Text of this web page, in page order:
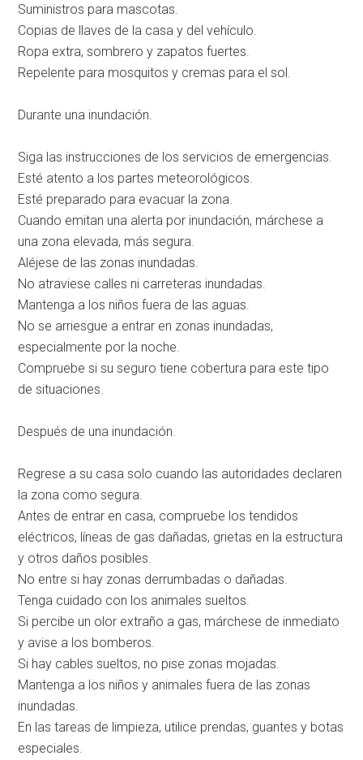
Suministros para mascotas.
Copias de llaves de la casa y del vehículo.
Ropa extra, sombrero y zapatos fuertes.
Repelente para mosquitos y cremas para el sol.
Durante una inundación.
Siga las instrucciones de los servicios de emergencias.
Esté atento a los partes meteorológicos.
Esté preparado para evacuar la zona.
Cuando emitan una alerta por inundación, márchese a
una zona elevada, más segura.
Aléjese de las zonas inundadas.
No atraviese calles ni carreteras inundadas.
Mantenga a los niños fuera de las aguas.
No se arriesgue a entrar en zonas inundadas,
especialmente por la noche.
Compruebe si su seguro tiene cobertura para este tipo
de situaciones.
Después de una inundación.
Regrese a su casa solo cuando las autoridades declaren
la zona como segura.
Antes de entrar en casa, compruebe los tendidos
eléctricos, líneas de gas dañadas, grietas en la estructura
y otros daños posibles.
No entre si hay zonas derrumbadas o dañadas.
Tenga cuidado con los animales sueltos.
Si percibe un olor extraño a gas, márchese de inmediato
y avise a los bomberos.
Si hay cables sueltos, no pise zonas mojadas.
Mantenga a los niños y animales fuera de las zonas
inundadas.
En las tareas de limpieza, utilice prendas, guantes y botas
especiales.